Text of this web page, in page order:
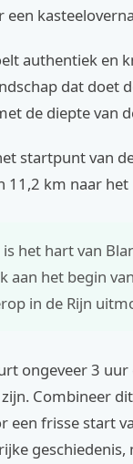
een
authentiek en
dat doet
de diepte van
startpunt van
11,2 km naar het
het hart van
aan het begin
in de Rijn
ongeveer 3
Combineer
een frisse start
geschiedenis,